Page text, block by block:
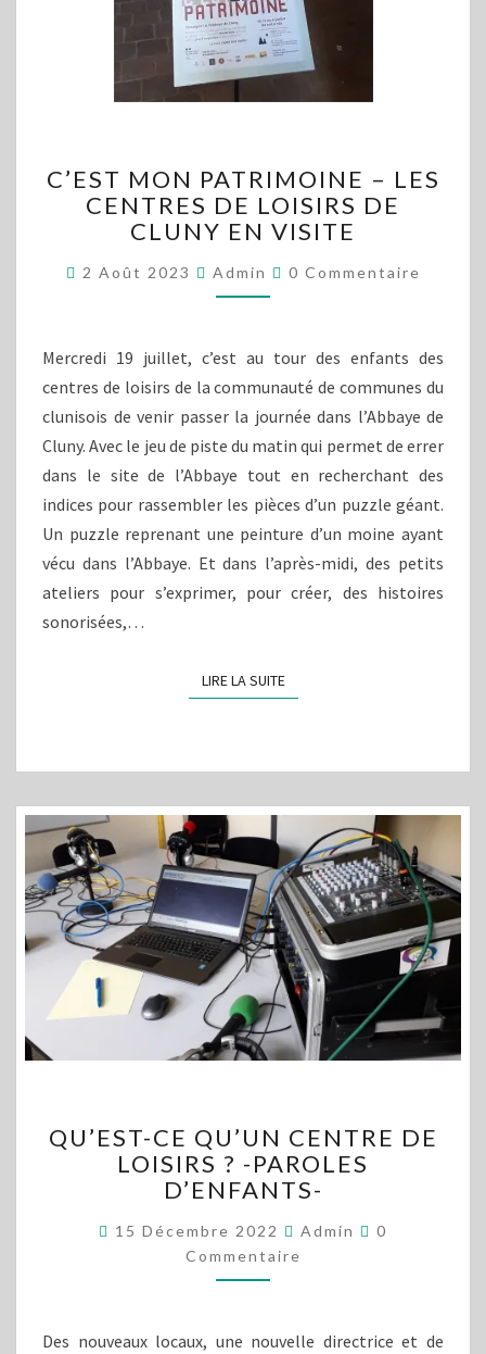
MON
PATRIMOINE
–
CENTRES
DE
CLUNY
EN
VISITE
C’EST MON PATRIMOINE – LES
CENTRES DE LOISIRS DE
CLUNY EN VISITE
2 Août 2023 Admin Commentaires
0 Commentaire
Mercredi 19 juillet, c’est au tour des enfants des
centres de loisirs de la communauté de communes du
clunisois de venir passer la journée dans l’Abbaye de
Cluny. Avec le jeu de piste du matin qui permet de errer
dans le site de l’Abbaye tout en recherchant des
indices pour rassembler les pièces d’un puzzle géant.
Un puzzle reprenant une peinture d’un moine ayant
vécu dans l’Abbaye. Et dans l’après-midi, des petits
ateliers pour s’exprimer, pour créer, des histoires
sonorisées,…
LIRE LA SUITELIRE LA SUITE
CE
QU’UN
CENTRE
LOISIRS
?
-
QU’EST-CE QU’UN CENTRE DE
LOISIRS ? -PAROLES
D’ENFANTS-
15 Décembre 2022 Admin
0
Commentaire
Des nouveaux locaux, une nouvelle directrice et de